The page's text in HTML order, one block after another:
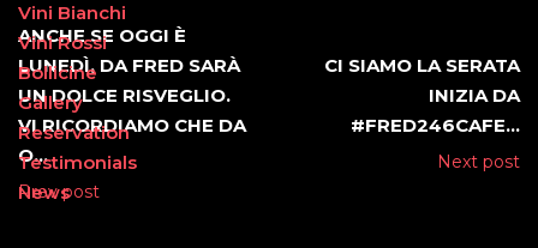
Vini Bianchi
Vini Rossi
Bollicine
Gallery
Reservation
Testimonials
News
⁣ANCHE SE OGGI È
LUNEDÌ, DA FRED SARÀ
UN DOLCE RISVEGLIO.
VI RICORDIAMO CHE DA
O…
Prev post
CI SIAMO LA SERATA
INIZIA DA
#FRED246CAFE…
Next post